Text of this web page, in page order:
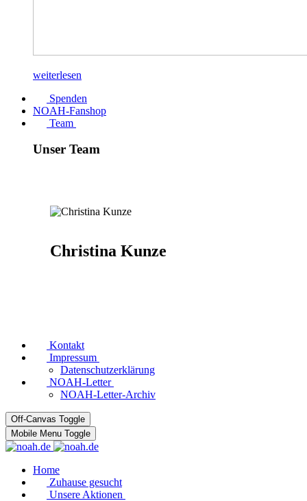
weiterlesen
Spenden
NOAH-Fanshop
Team
Unser Team
Christina Kunze
Kontakt
Impressum
Datenschutzerklärung
NOAH-Letter
NOAH-Letter-Archiv
Off-Canvas Toggle
Mobile Menu Toggle
Home
Zuhause gesucht
Unsere Aktionen